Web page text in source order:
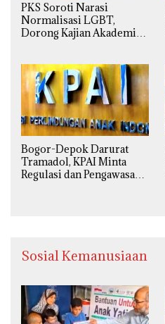
PKS Soroti Narasi
Normalisasi LGBT,
Dorong Kajian Akademik
Agama
Bogor-Depok Darurat
Tramadol, KPAI Minta
Regulasi dan Pengawasan
Sosial Kemanusiaan